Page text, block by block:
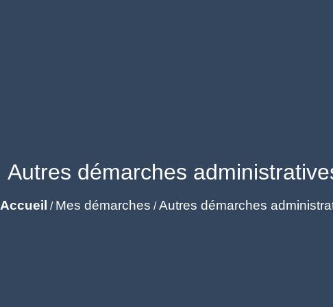
Autres démarches
Accueil / Mes démarches /Autres démarches